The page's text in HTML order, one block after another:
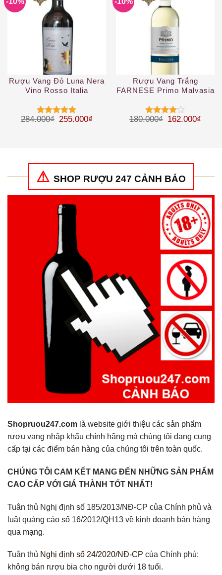
Rượu Vang Đỏ Luna Nera
Vino Rosso Italia
Được xếp
284.000₫ Giá gốc là: 284.000₫.
255.000₫ Giá hiện tại là: 255.000₫.
Rượu Vang Trắng
FARNESE Primo Malvasia
Được
180.000₫ Giá gốc là:
162.000₫
SHOP RƯỢU 247 CẢNH BÁO
Shopruou247.com là website giới thiệu các sản phẩm
rượu vang nhập khẩu chính hãng mà chúng tôi đang cung
cấp tại các điểm bán hàng của chúng tôi trên toàn quốc.
CHÚNG TÔI CAM KẾT MANG ĐẾN NHỮNG SẢN PHẨM
CAO CẤP VỚI GIÁ THÀNH TỐT NHẤT!
Tuân thủ Nghị định số 185/2013/NĐ-CP của Chính phủ và
luật quảng cáo số 16/2012/QH13 về kinh doanh bán hàng
qua mạng.
Tuân thủ Nghị định số 24/2020/NĐ-CP của Chính phủ:
không bán rượu bia cho người dưới 18 tuổi.